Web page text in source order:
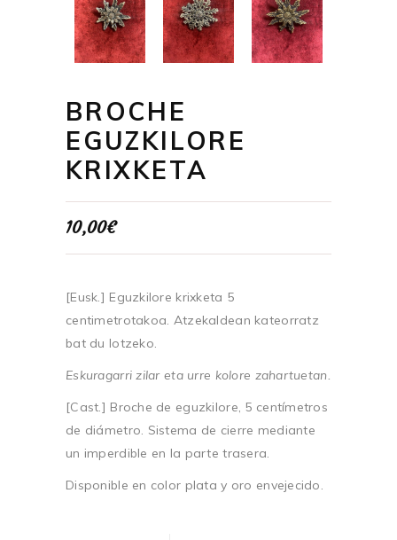
BROCHE
EGUZKILORE
KRIXKETA
10,00€
[Eusk.] Eguzkilore krixketa 5
centimetrotakoa. Atzekaldean kateorratz
bat du lotzeko.
Eskuragarri zilar eta urre kolore zahartuetan.
[Cast.] Broche de eguzkilore, 5 centímetros
de diámetro. Sistema de cierre mediante
un imperdible en la parte trasera.
Disponible en color plata y oro envejecido.